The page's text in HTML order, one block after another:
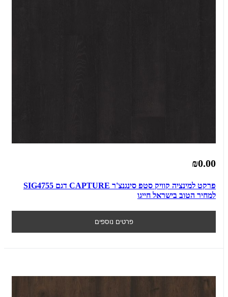
₪0.00
פרקט למינציה קוויק סטפ סינגנצ'ר CAPTURE דגם SIG4755
למחיר הטוב בישראל חייגו
פרטים נוספים